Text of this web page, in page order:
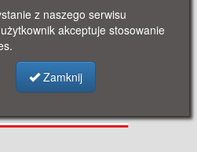
o projekcie · Cennik
· Kontakt ·
Regulamin
· Polityka prywatności
z naszego serwisu
akceptuje stosowanie
Zamknij